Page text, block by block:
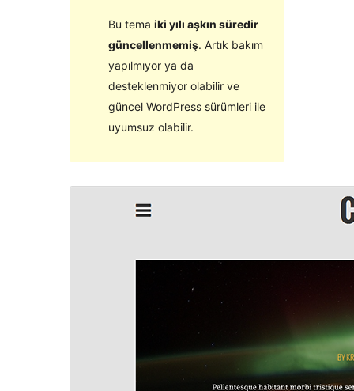
Bu tema iki yılı aşkın süredir
güncellenmemiş. Artık bakım
yapılmıyor ya da
desteklenmiyor olabilir ve
güncel WordPress sürümleri ile
uyumsuz olabilir.